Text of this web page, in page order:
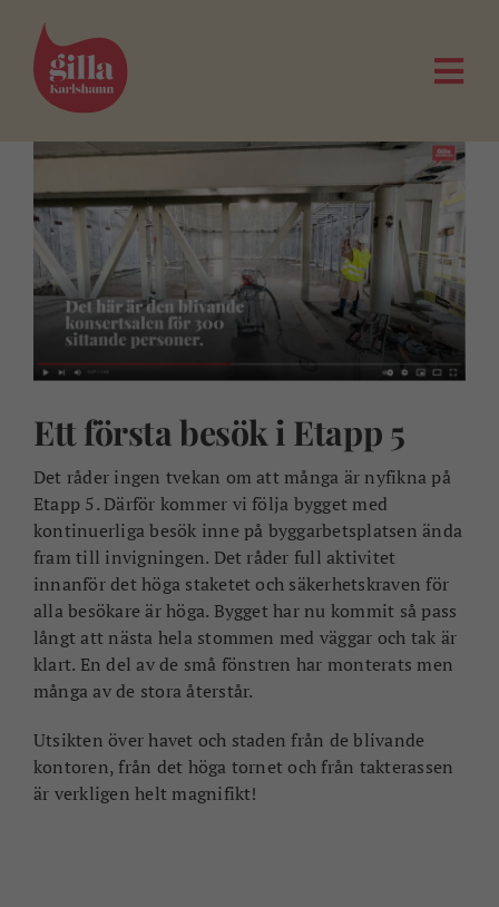
innehållet
Ett första besök i Etapp 5
Det råder ingen tvekan om att många är nyfikna på
Etapp 5. Därför kommer vi följa bygget med
kontinuerliga besök inne på byggarbetsplatsen ända
fram till invigningen. Det råder full aktivitet
innanför det höga staketet och säkerhetskraven för
alla besökare är höga. Bygget har nu kommit så pass
långt att nästa hela stommen med väggar och tak är
klart. En del av de små fönstren har monterats men
många av de stora återstår.
Utsikten över havet och staden från de blivande
kontoren, från det höga tornet och från takterassen
är verkligen helt magnifikt!